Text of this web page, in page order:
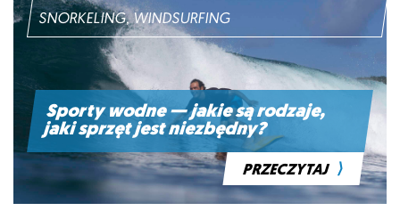
SNORKELING, WINDSURFING
Sporty wodne — jakie są rodzaje,
jaki sprzęt jest niezbędny?
PRZECZYTAJ ⟩